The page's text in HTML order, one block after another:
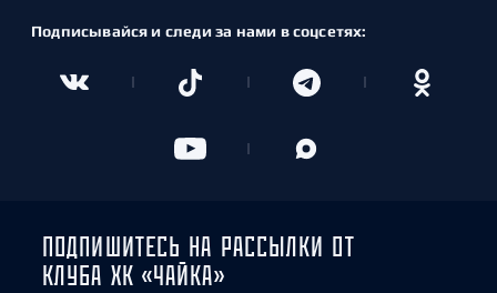
Подписывайся и следи за нами в соцсетях:
ПОДПИШИТЕСЬ НА РАССЫЛКИ ОТ
КЛУБА ХК «ЧАЙКА»